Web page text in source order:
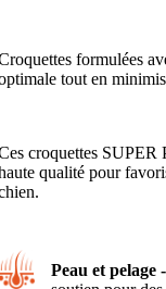
formulées
tout en
croquettes
qualité pour
Peau et pelage -